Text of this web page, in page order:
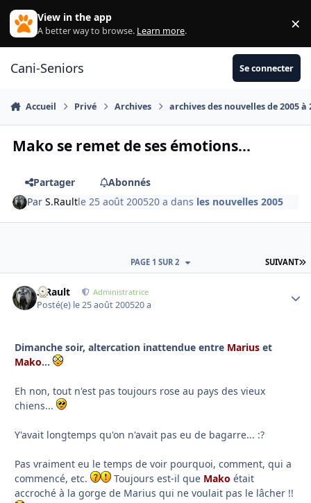
Aller au contenu
View in the app
A better way to browse. Learn more. ×
Cani-Seniors Se connecter
Accueil Privé Archives archives des nouvelles de 2005 à
Mako se remet de ses émotions...
Partager
Abonnés
ParS.Raultle 25 août 200520 a dans les nouvelles 2005
SUIVANT
PAGE 1 SUR 2
S.Rault Administratrice
Posté(e) le 25 août 200520 a
Dimanche soir, altercation inattendue entre Marius et
Mako...
Eh non, tout n'est pas toujours rose au pays des vieux
chiens...
Y'avait longtemps qu'on n'avait pas eu de bagarre... :?
Pas vraiment eu le temps de voir pourquoi, comment, qui a
commencé, etc.
Toujours est-il que Mako était
accroché à la gorge de Marius qui ne voulait pas le lâcher !!